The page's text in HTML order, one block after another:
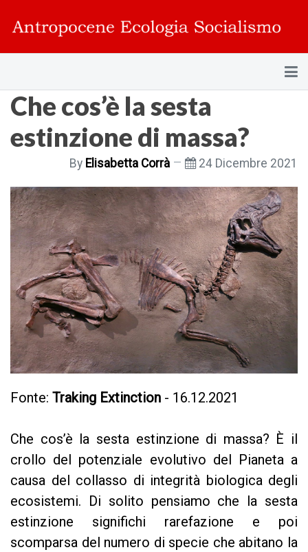
Che cos’è la sesta
estinzione di massa?
By Elisabetta Corrà 24 Dicembre 2021
Fonte: Traking Extinction - 16.12.2021
Che cos’è la sesta estinzione di massa? È il
crollo del potenziale evolutivo del Pianeta a
causa del collasso di integrità biologica degli
ecosistemi. Di solito pensiamo che la sesta
estinzione significhi rarefazione e poi
scomparsa del numero di specie che abitano la